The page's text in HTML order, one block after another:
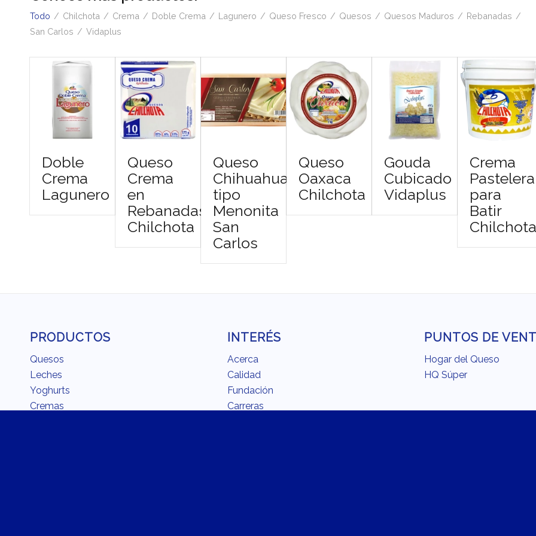
Todo / Chilchota / Crema / Doble Crema / Lagunero / Queso Fresco / Quesos / Quesos Maduros / Rebanadas /
San Carlos / Vidaplus
Doble
Crema
Lagunero
Queso
Crema
en
Rebanadas
Chilchota
Queso
Chihuahua
tipo
Menonita
San
Carlos
Queso
Oaxaca
Chilchota
Gouda
Cubicado
Vidaplus
Crema
Pastelera
para
Batir
Chilchota
PRODUCTOS
Quesos
Leches
Yoghurts
Cremas
INTERÉS
Acerca
Calidad
Fundación
Carreras
PUNTOS DE
Hogar del Queso
HQ Súper